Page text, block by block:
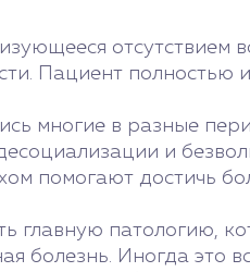
Пациент полностью
многие в разные
и
помогают достичь
главную патологию,
болезнь. Иногда